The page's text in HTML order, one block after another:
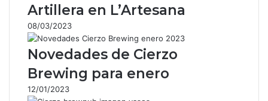
r
o
r
c
o
r
Artillera en L’Artesana
08/03/2023
Novedades de Cierzo
Brewing para enero
12/01/2023